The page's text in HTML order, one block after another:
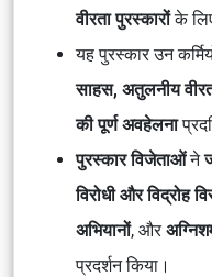
वीरता पुरस्कारोंके
यह पुरस्कार उन
साहस, अतुलनीय
की पूर्ण अवहेलना
पुरस्कार विजेताओंने
विरोधी और विद्रोह
अभियानों, और
प्रदर्शन किया।